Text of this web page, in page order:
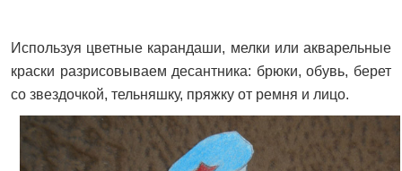
Используя цветные карандаши, мелки или акварельные
краски разрисовываем десантника: брюки, обувь, берет
со звездочкой, тельняшку, пряжку от ремня и лицо.